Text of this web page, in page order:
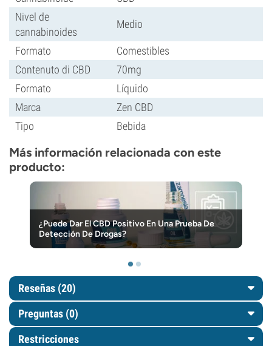
Nivel de
cannabinoides
Medio
Formato
Comestibles
Contenuto di CBD
70mg
Formato
Líquido
Marca
Zen CBD
Tipo
Bebida
Más información relacionada con este
producto:
¿Puede Dar El CBD Positivo En Una Prueba De
Detección De Drogas?
Reseñas (20)
Preguntas (0)
Restricciones